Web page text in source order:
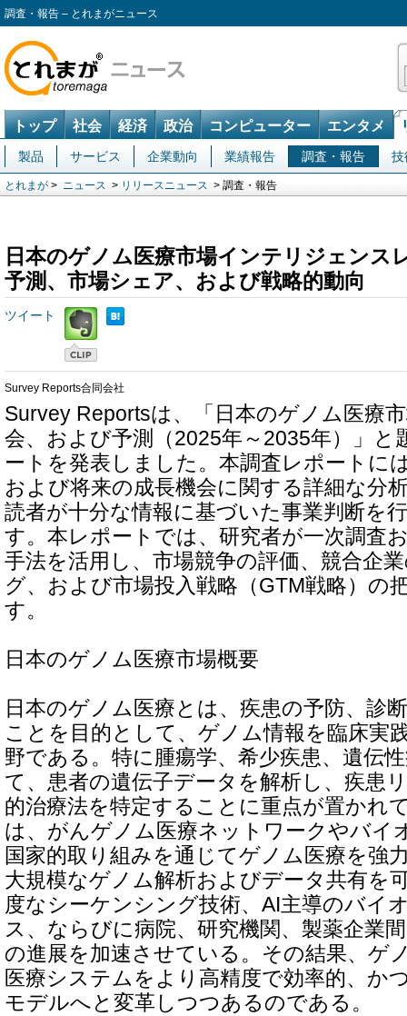
調査・報告 – とれまがニュース
トップ 社会 経済 政治 コンピューター エンタメ
製品 サービス 企業動向 業績報告 調査・報告 技
とれまが > ニュース > リリースニュース > 調査・報告
日本のゲノム医療市場インテリジェンス
予測、市場シェア、および戦略的動向
ツイート
Survey Reports合同会社
Survey Reportsは、「日本のゲノム医療
会、および予測（2025年～2035年）」と
ートを発表しました。本調査レポートに
および将来の成長機会に関する詳細な分
読者が十分な情報に基づいた事業判断を
す。本レポートでは、研究者が一次調査
手法を活用し、市場競争の評価、競合企
グ、および市場投入戦略（GTM戦略）の
す。
日本のゲノム医療市場概要
日本のゲノム医療とは、疾患の予防、診
ことを目的として、ゲノム情報を臨床実
野である。特に腫瘍学、希少疾患、遺伝
て、患者の遺伝子データを解析し、疾患
的治療法を特定することに重点が置かれ
は、がんゲノム医療ネットワークやバイ
国家的取り組みを通じてゲノム医療を強
大規模なゲノム解析およびデータ共有を
度なシーケンシング技術、AI主導のバイ
ス、ならびに病院、研究機関、製薬企業
の進展を加速させている。その結果、ゲ
医療システムをより高精度で効率的、か
モデルへと変革しつつあるのである。